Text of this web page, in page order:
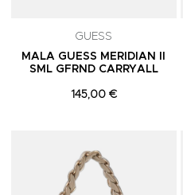
GUESS
MALA GUESS MERIDIAN II
SML GFRND CARRYALL
145,00 €